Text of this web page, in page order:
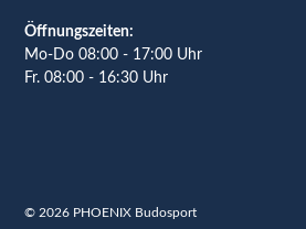
Öffnungszeiten:
Mo-Do 08:00 - 17:00 Uhr
Fr. 08:00 - 16:30 Uhr
© 2026 PHOENIX Budosport